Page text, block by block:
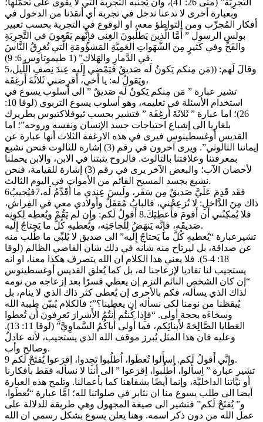
التَّجرِبَة” (متى 26: 41)، وان يُجنبه التجربة التي لا يقوى على تحمّلها؛
وبعبارة أخرى لا تدعنا ندخل في تجربة أي أنقذنا من الدخول في
أفكار المُجرِّب ومن التواطؤ معه، او الوقوع في التجربة بحسب تعبير
بولس الرسول ” أَمَّا الَّذينَ يَطلُبونَ الغِنى فإِنَّهم يَقَعونَ في التَّجرِبَةِ
والفَخِّ وفي كَثيرٍ مِنَ الشَّهَواتِ العَمِيَّةِ المَشؤُومَةِ الَّتي تُغرِقُ النَّاسَ
في الدَّمارِ والهَلاك” (1 طيموتاوس 6: 9).
5وقالَ لَهم: ((مَن مِنكم يَكونُ لَه صَديقٌ فيَمْضي إِلَيه عِندَ نِصفِ اللَّيل،
ويَقولُ له: يا أَخي، أَقرِضني ثَلاثَةَ أَرغِفَة،
تشير عبارة ” مَن مِنكم يَكونُ لَه صَديقٌ ” الى أسلوب يسوع في
استخدام الأسئلة في تعليمه، وهو أسلوب يسوع التربوي (لوقا 10:
26)؛ اما عبارة ” ثَلاثَةَ أَرغِفَة ” فتشير بحسب ثيوفلاكتيوس بطريرك
بلغاريا الى إشباع احتياجات جسد الإنسان ونفسه وروحه”؛ اما
القديس أوغسطينوس فيرى في هذه الارغفة الثلاث أنها عبارة عن
إيماننا الثالوثي”. ويرى آخرون في رقم (3) إشارة للثالوث فنحن نشبع
بمعرفتنا وعلاقتنا بالثالوث. فالروح يثبتنا في الابن، والابن يحملنا
لأحضان الآب؛ والبعض الآخر يرى في رقم (3) إشارة للقيامة، فنحن
نشبع بجسد المسيح القائم من الأموات في اليوم الثالث.
6فقَد قَدِمَ عَلَيَّ صَديقٌ مِن سَفَر، ولَيسَ عِندي ما أُقَدِّمُ لَه،7فيُجيبُ
ذاك مِنَ الدَّاخلِ: لا تُزعِجْني، فالبابُ مُقفَلٌ وأَولادي معي في الفِراش،
فلا يُمكِنُني أَن أَقومَ فأُعطِيَكَ.8 أَقولُ لَكم: وإِن لم يَقُمْ ويُعطِه لِكونِه
صَديقَه، فإِنَّه يَنهَضُ لِلَجاجَتِه، ويُعطيهِ كُلَّ ما يَحتاجُ إِلَيه.
تشيرعبارة “يُعطيهِ كُلَّ ما يَحتاجُ إِلَيه” الى صديق لا يُلبِّي ما طُلب منه
عن صداقة، بل ليرتاح منه شأنه في ذلك شان القاضي الظالم (لوقا
18: 4-5). فلا يعني هذا الكلام ان الله يتصرف هكذا معنا، او انه
يستجيب لنا تفاديا لإزعاجنا له، بل كما يُعلق القديس أوغسطينوس
“إن كان الشخص النائم التزم إن يعطي قسرًا بعد إزعاجه من نومه
لذاك الذي يسأله، فكم بالأحرى إن يُعطى كثر ذاك الذي لا ينام، بل
يُيقظنا من نومنا لكي نسأله إن يعطينا؟”؛ فالكلام يُبيّن طيبة الله
وسخاءَه بحجة أولى. “فإِذا كُنتُم أَنتُمُ الأَشرارَ تَعرِفونَ أَن تُعطوا
العَطايا الصَّالِحَةَ لأَبنائِكم، فما أَولى أَباكُمُ السَّماوِيَّ” (لوقا 11: 13).
وعليه فان هذا المثل يُبرز موقف الله الذي يستجيب، لأنه عادلٌ
وصالح وأب.
9 وإِنَّي أَقولُ لَكم. اِسأَلوا تُعطَوا، اُطلُبوا تَجِدوا، اِقرَعوا يُفتَحْ لَكم.
تشير عبارة ” اِسأَلوا، اُطلُبوا، اِقرَعوا ” الى أننا لا نسأله فقط بأفكارنا
أو نيَّاتنا الداخليَّة، وإنما أيضًا بشفاهنا كما بأعمالنا. وتلمح هذه العبارة
أيضا الى طلب يسوع منا ان نثابر في صلواتنا لله؛ امَّا عبارة “تُعطَوا،
و” يُفتَحْ لَكم” فتشير الى صيغة المجهول وهي طريقة للدلالة على
عمل الله من دون ذكر اسمه. وهنا يعلن يسوع بشكل رسمي ان الله